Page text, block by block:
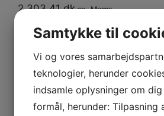
2.303,41 dkex. Moms
Bestillingsvare
Varenummer (SKU): 0461136
Reservedele
Samtykke til
Vi og vores
teknologier, herunder
indsamle oplysninger om
formål, herunder: Tilpasning